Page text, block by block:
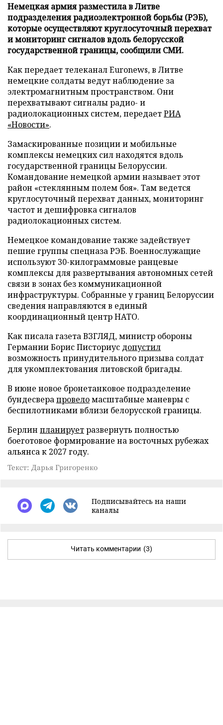
Немецкая армия разместила в Литве
подразделения радиоэлектронной борьбы (РЭБ),
которые осуществляют круглосуточный перехват
и мониторинг сигналов вдоль белорусской
государственной границы, сообщили СМИ.
Как передает телеканал Euronews, в Литве
немецкие солдаты ведут наблюдение за
электромагнитным пространством. Они
перехватывают сигналы радио- и
радиолокационных систем, передаетРИА
«Новости».
Замаскированные позиции и мобильные
комплексы немецких сил находятся вдоль
государственной границы Белоруссии.
Командование немецкой армии называет этот
район «стеклянным полем боя». Там ведется
круглосуточный перехват данных, мониторинг
частот и дешифровка сигналов
радиолокационных систем.
Немецкое командование также задействует
пешие группы спецназа РЭБ. Военнослужащие
используют 30-килограммовые ранцевые
комплексы для развертывания автономных сетей
связи в зонах без коммуникационной
инфраструктуры. Собранные у границ Белоруссии
сведения направляются в единый
координационный центр НАТО.
Как писала газета ВЗГЛЯД, министр обороны
Германии Борис Писториус допустил
возможность принудительного призыва солдат
для укомплектования литовской бригады.
В июне новое бронетанковое подразделение
бундесверапровеломасштабные маневры с
беспилотниками вблизи белорусской границы.
Берлин планируетразвернуть полностью
боеготовое формирование на восточных рубежах
альянса к 2027 году.
Текст: Дарья Григоренко
Подписывайтесь на наши
каналы
Читать комментарии (3)